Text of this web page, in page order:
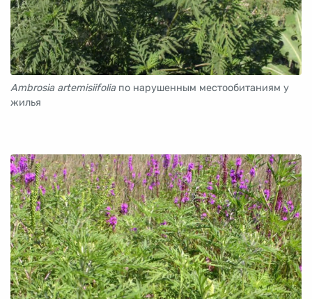
Ambrosia artemisiifoliaпо нарушенным местообитаниям у
жилья